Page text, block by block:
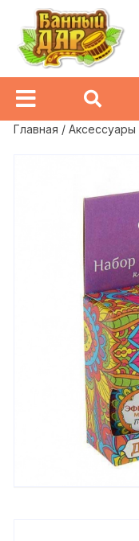
Главная /Аксессуары